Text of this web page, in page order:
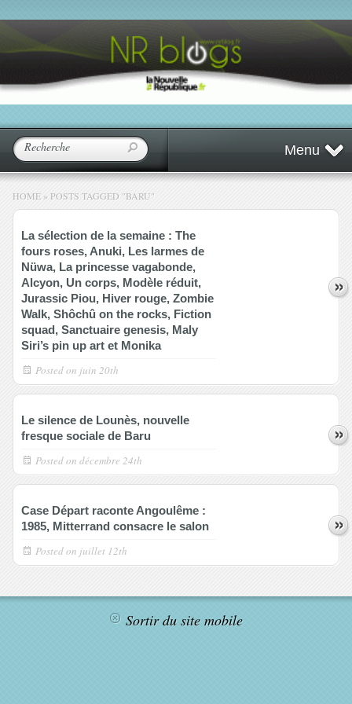
Menu
HOME » POSTS TAGGED "BARU"
La sélection de la semaine : The
fours roses, Anuki, Les larmes de
Nüwa, La princesse vagabonde,
Alcyon, Un corps, Modèle réduit,
Jurassic Piou, Hiver rouge, Zombie
Walk, Shôchû on the rocks, Fiction
squad, Sanctuaire genesis, Maly
Siri’s pin up art et Monika
Posted on juin 20th
Le silence de Lounès, nouvelle
fresque sociale de Baru
Posted on décembre 24th
Case Départ raconte Angoulême :
1985, Mitterrand consacre le salon
Posted on juillet 12th
Sortir du site mobile